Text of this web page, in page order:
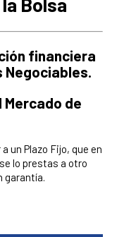
financiera
Negociables.
Mercado de
un Plazo Fijo, que en
lo prestas a otro